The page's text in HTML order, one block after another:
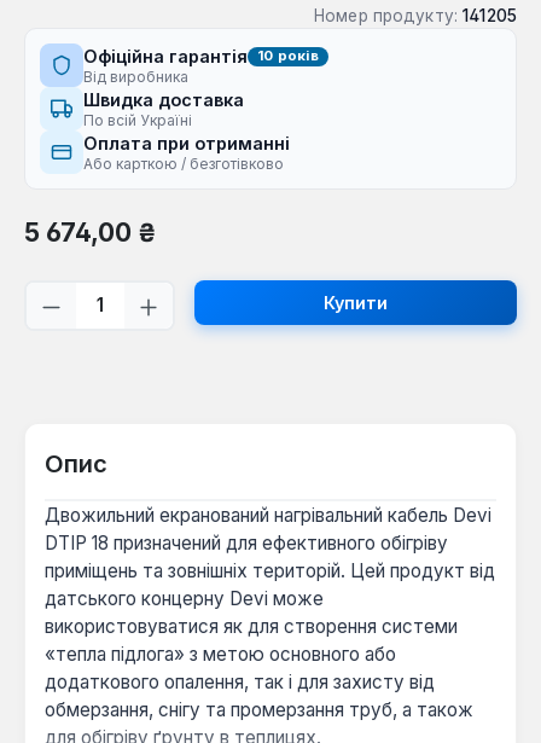
Номер продукту: 141205
Офіційна гарантія 10 років
Від виробника
Швидка доставка
По всій Україні
Оплата при отриманні
Або карткою / безготівково
Звичайна ціна:
5 674,00 ₴
Кількість товару: Введіть потрібну
Купити
Опис
Двожильний екранований нагрівальний кабель Devi
DTIP 18 призначений для ефективного обігріву
приміщень та зовнішніх територій. Цей продукт від
датського концерну Devi може
використовуватися як для створення системи
«тепла підлога» з метою основного або
додаткового опалення, так і для захисту від
обмерзання, снігу та промерзання труб, а також
для обігріву ґрунту в теплицях.